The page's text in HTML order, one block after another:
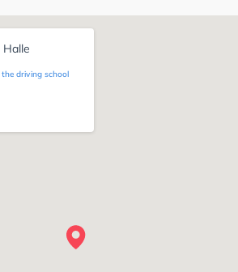
Halle
driving school